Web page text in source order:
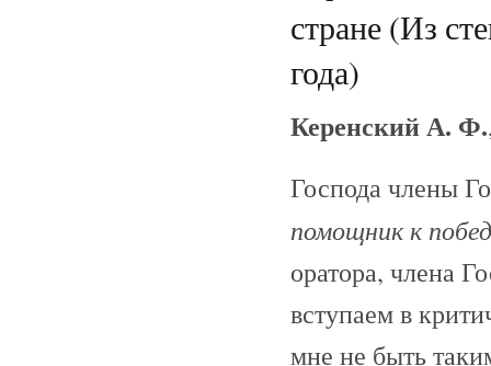
стране (Из
года)
Керенский А. Ф.
Господа члены
помощник к
оратора, члена
вступаем в
мне не быть